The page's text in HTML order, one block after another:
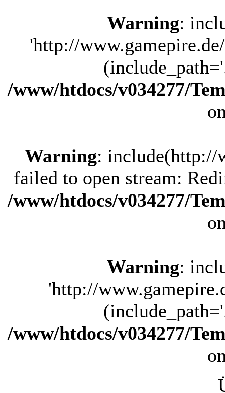
Warning:
'http://
/www/htdocs/v034277/
Warning: include(http://
failed to open stream:
/www/htdocs/v034277/
Warning:
'http://
/www/htdocs/v034277/